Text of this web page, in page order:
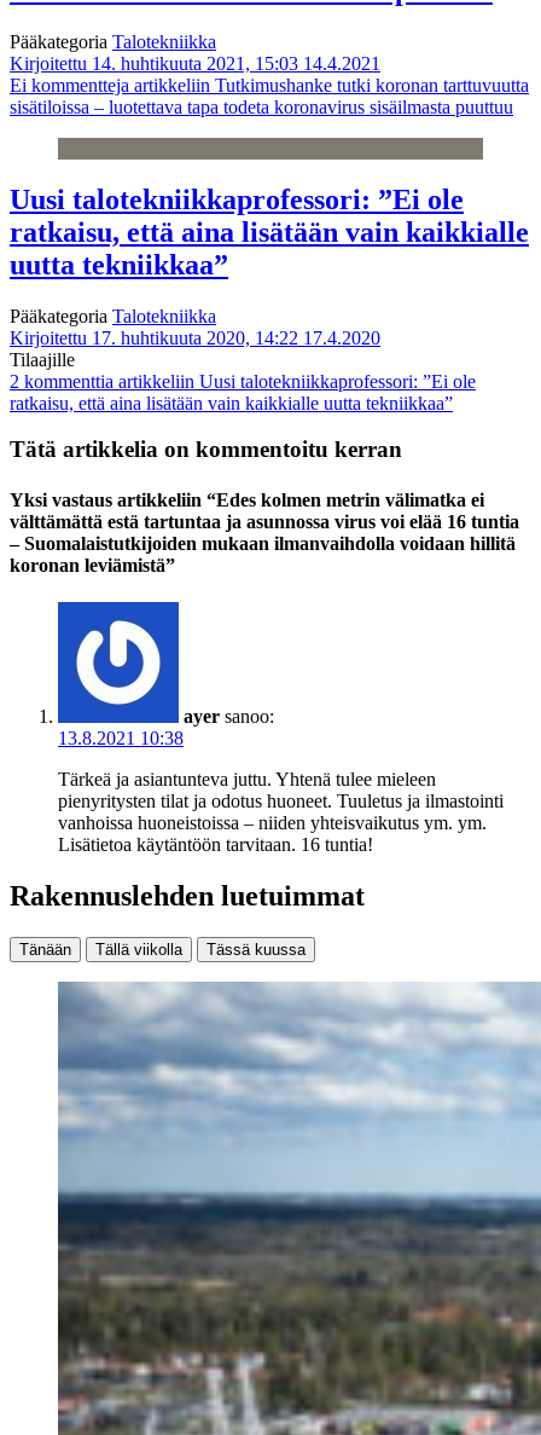
Pääkategoria Talotekniikka
Kirjoitettu 14. huhtikuuta 2021, 15:03 14.4.2021
Ei kommentteja artikkeliin Tutkimushanke tutki koronan tarttuvuutta
sisätiloissa – luotettava tapa todeta koronavirus sisäilmasta puuttuu
Uusi talotekniikkaprofessori: ”Ei ole
ratkaisu, että aina lisätään vain kaikkialle
uutta tekniikkaa”
Pääkategoria Talotekniikka
Kirjoitettu 17. huhtikuuta 2020, 14:22 17.4.2020
Tilaajille
2 kommenttia artikkeliin Uusi talotekniikkaprofessori: ”Ei ole
ratkaisu, että aina lisätään vain kaikkialle uutta tekniikkaa”
Tätä artikkelia on kommentoitu kerran
Yksi vastaus artikkeliin “Edes kolmen metrin välimatka ei
välttämättä estä tartuntaa ja asunnossa virus voi elää 16 tuntia
– Suomalaistutkijoiden mukaan ilmanvaihdolla voidaan hillitä
koronan leviämistä”
ayer sanoo:
13.8.2021 10:38
Tärkeä ja asiantunteva juttu. Yhtenä tulee mieleen
pienyritysten tilat ja odotus huoneet. Tuuletus ja ilmastointi
vanhoissa huoneistoissa – niiden yhteisvaikutus ym. ym.
Lisätietoa käytäntöön tarvitaan. 16 tuntia!
Rakennuslehden luetuimmat
Tänään Tällä viikolla Tässä kuussa